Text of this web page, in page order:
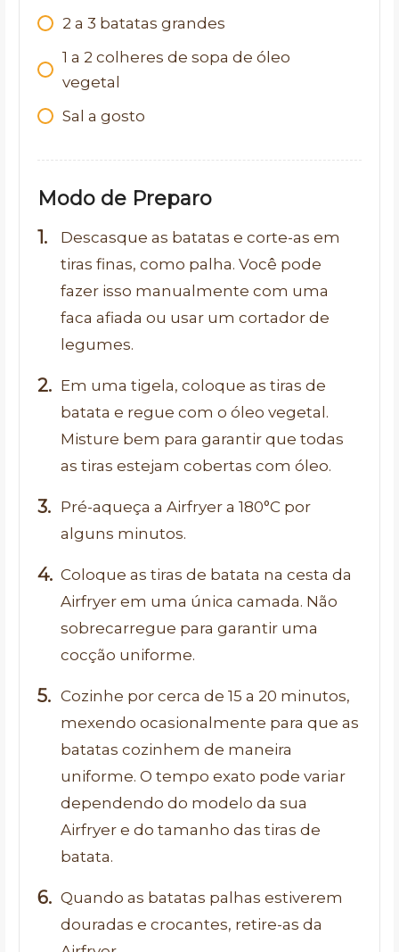
2 a 3 batatas grandes
1 a 2 colheres de sopa de óleo
vegetal
Sal a gosto
Modo de Preparo
Descasque as batatas e corte-as em
tiras finas, como palha. Você pode
fazer isso manualmente com uma
faca afiada ou usar um cortador de
legumes.
Em uma tigela, coloque as tiras de
batata e regue com o óleo vegetal.
Misture bem para garantir que todas
as tiras estejam cobertas com óleo.
Pré-aqueça a Airfryer a 180°C por
alguns minutos.
Coloque as tiras de batata na cesta da
Airfryer em uma única camada. Não
sobrecarregue para garantir uma
cocção uniforme.
Cozinhe por cerca de 15 a 20 minutos,
mexendo ocasionalmente para que as
batatas cozinhem de maneira
uniforme. O tempo exato pode variar
dependendo do modelo da sua
Airfryer e do tamanho das tiras de
batata.
Quando as batatas palhas estiverem
douradas e crocantes, retire-as da